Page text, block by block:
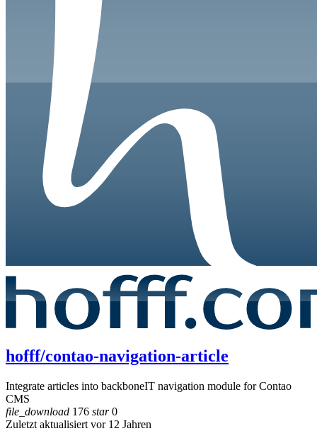
hofff/contao-navigation-article
Integrate articles into backboneIT navigation module for Contao
CMS
file_download 176 star0
Zuletzt aktualisiert vor 12 Jahren